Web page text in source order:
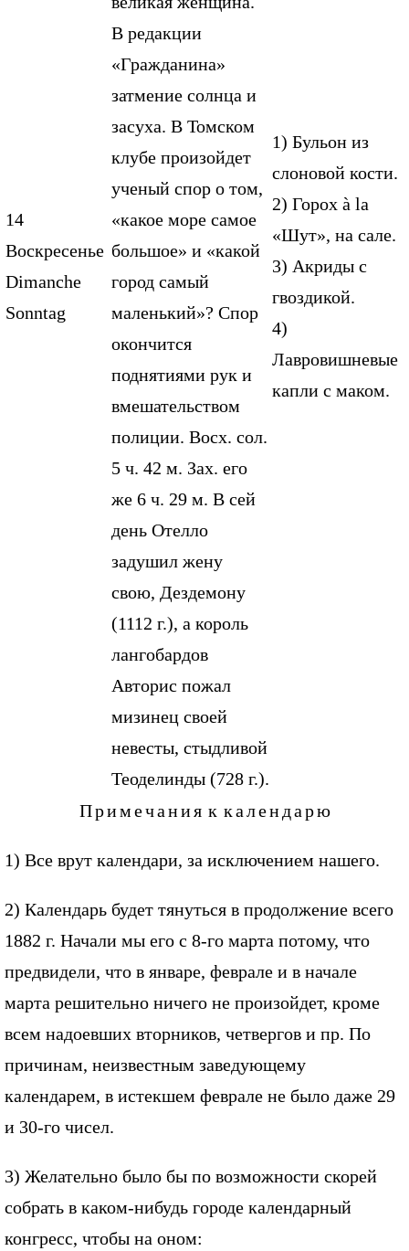
14
Воскресенье
Dimanche
Sonntag
В редакции
«Гражданина»
затмение солнца и
засуха. В Томском
клубе произойдет
ученый спор о том,
«какое море самое
большое» и «какой
город самый
маленький»? Спор
окончится
поднятиями рук и
вмешательством
полиции. Восх. сол.
5 ч. 42 м. Зах. его
же 6 ч. 29 м. В сей
день Отелло
задушил жену
свою, Дездемону
(1112 г.), а король
лангобардов
Авторис пожал
мизинец своей
невесты, стыдливой
Теоделинды (728 г.).
1) Бульон из
слоновой кости.
2) Горох à la
«Шут», на сале.
3) Акриды с
гвоздикой.
4)
Лавровишневые
капли с маком.
Примечания к календарю
1) Все врут календари, за исключением нашего.
2) Календарь будет тянуться в продолжение всего
1882 г. Начали мы его с 8-го марта потому, что
предвидели, что в январе, феврале и в начале
марта решительно ничего не произойдет, кроме
всем надоевших вторников, четвергов и пр. По
причинам, неизвестным заведующему
календарем, в истекшем феврале не было даже 29
и 30-го чисел.
3) Желательно было бы по возможности скорей
собрать в каком-нибудь городе календарный
конгресс, чтобы на оном: